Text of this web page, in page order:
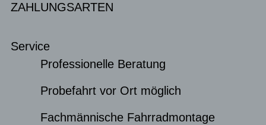
ZAHLUNGSARTEN
Service
Professionelle Beratung
Probefahrt vor Ort möglich
Fachmännische Fahrradmontage